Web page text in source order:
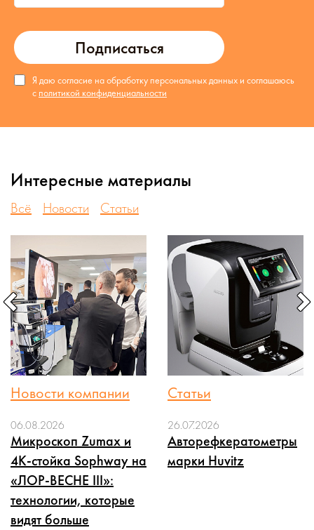
Подписаться
Я даю согласие на обработку персональных данных и соглашаюсь
с политикой конфиденциальности
Интересные материалы
Всё Новости Статьи
Новости компании
06.08.2026
Микроскоп Zumax и
4K-стойка Sophway на
«ЛОР-ВЕСНЕ III»:
технологии, которые
видят больше
Статьи
26.07.2026
Авторефкератометры
марки Huvitz